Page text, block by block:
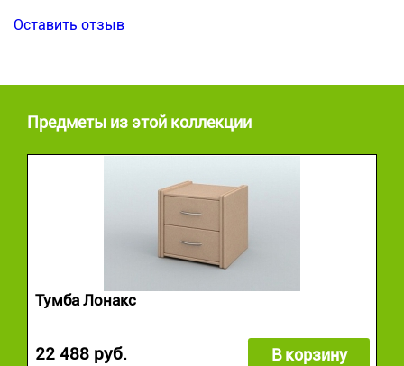
Оставить отзыв
Предметы из этой коллекции
Тумба Лонакс
22 488 руб. В корзину